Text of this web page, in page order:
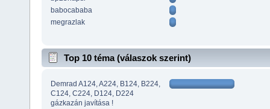
babocababa
megrazlak
Top 10 téma (válaszok szerint)
Demrad A124, A224, B124, B224,
C124, C224, D124, D224
gázkazán javítása !